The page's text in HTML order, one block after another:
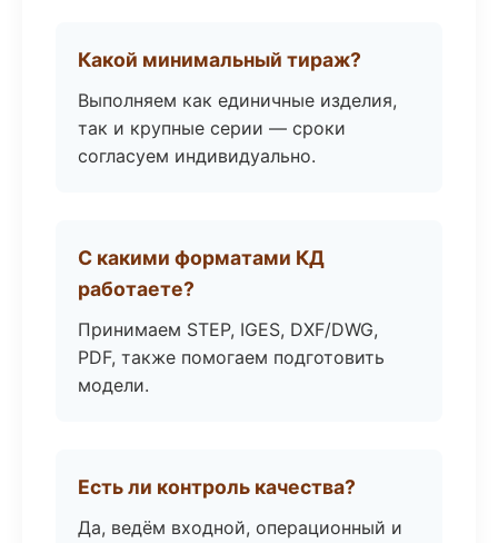
Какой минимальный тираж?
Выполняем как единичные изделия,
так и крупные серии — сроки
согласуем индивидуально.
С какими форматами КД
работаете?
Принимаем STEP, IGES, DXF/DWG,
PDF, также помогаем подготовить
модели.
Есть ли контроль качества?
Да, ведём входной, операционный и